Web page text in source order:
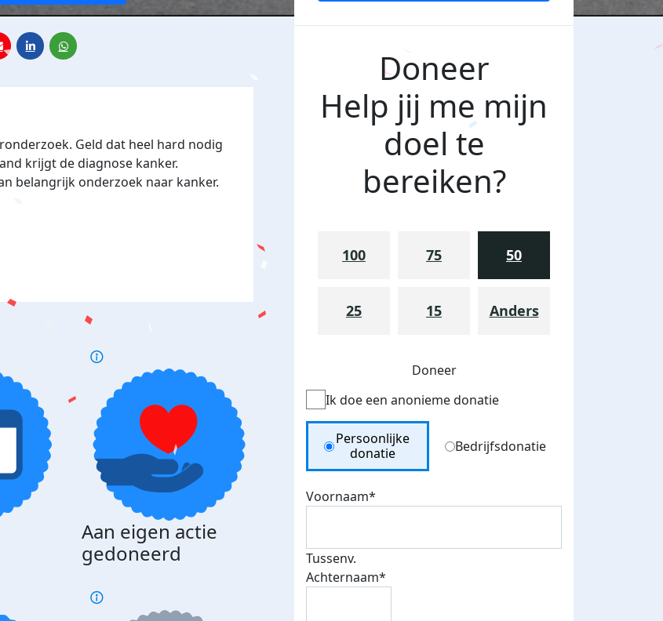
Geld dat heel hard nodig
krijgt de diagnose kanker.
belangrijk onderzoek naar kanker.
Aan eigen actie
gedoneerd
bedankt
Doneer
Help jij me mijn
doel te
bereiken?
100 75 50
25 15 Anders
Doneer
Ik doe een anonieme donatie
Donation Type
Persoonlijke
donatie
Bedrijfsdonatie
Voornaam*
Tussenv.
Achternaam*